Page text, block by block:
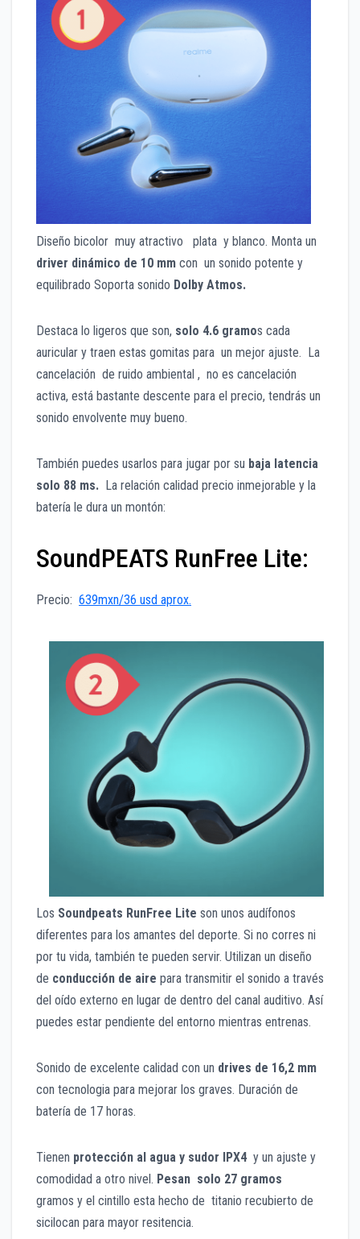
Diseño bicolor muy atractivo plata y blanco. Monta un
driver dinámico de 10 mm con un sonido potente y
equilibrado Soporta sonido Dolby Atmos.
Destaca lo ligeros que son, solo 4.6 gramos cada
auricular y traen estas gomitas para un mejor ajuste. La
cancelación de ruido ambiental , no es cancelación
activa, está bastante descente para el precio, tendrás un
sonido envolvente muy bueno.
También puedes usarlos para jugar por su baja latencia
solo 88 ms. La relación calidad precio inmejorable y la
batería le dura un montón:
SoundPEATS RunFree Lite:
Precio: 639mxn/36 usd aprox.
Los Soundpeats RunFree Lite son unos audífonos
diferentes para los amantes del deporte. Si no corres ni
por tu vida, también te pueden servir. Utilizan un diseño
de conducción de aire para transmitir el sonido a través
del oído externo en lugar de dentro del canal auditivo. Así
puedes estar pendiente del entorno mientras entrenas.
Sonido de excelente calidad con un drives de 16,2 mm
con tecnologia para mejorar los graves. Duración de
batería de 17 horas.
Tienen protección al agua y sudor IPX4y un ajuste y
comodidad a otro nivel. Pesan solo 27 gramos
gramos y el cintillo esta hecho de titanio recubierto de
sicilocan para mayor resitencia.